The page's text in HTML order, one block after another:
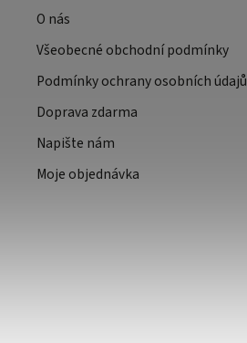
O nás
Všeobecné obchodní podmínky
Podmínky ochrany osobních údajů
Doprava zdarma
Napište nám
Moje objednávka